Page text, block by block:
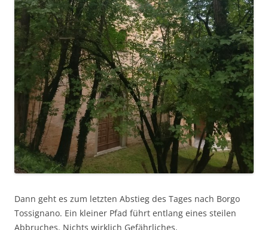
Dann geht es zum letzten Abstieg des Tages nach Borgo
Tossignano. Ein kleiner Pfad führt entlang eines steilen
Abbruches. Nichts wirklich Gefährliches.